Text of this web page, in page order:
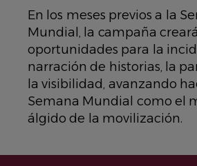
En los meses previos a la
Mundial, la campaña creará
oportunidades para la
narración de historias, la
la visibilidad, avanzando
Semana Mundial como el
álgido de la movilización.